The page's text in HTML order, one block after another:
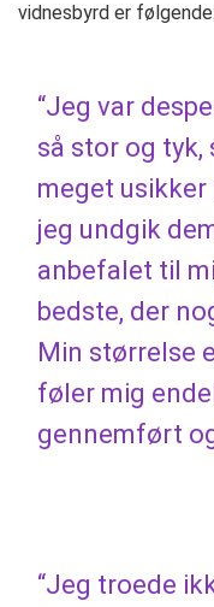
vidnesbyrd er følgende:
“Jeg var
så stor og tyk,
meget
jeg undgik
anbefalet til
bedste, der
Min størrelse
føler mig
gennemført
“Jeg troede